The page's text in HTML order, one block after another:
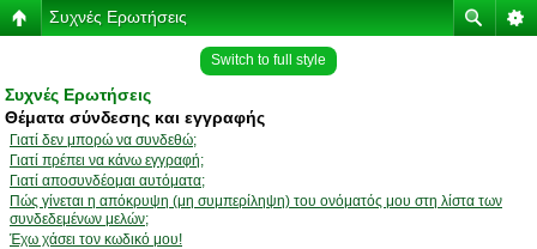
Συχνές Ερωτήσεις
Switch to full style
Συχνές Ερωτήσεις
Θέματα σύνδεσης και εγγραφής
Γιατί δεν μπορώ να συνδεθώ;
Γιατί πρέπει να κάνω εγγραφή;
Γιατί αποσυνδέομαι αυτόματα;
Πώς γίνεται η απόκρυψη (μη συμπερίληψη) του ονόματός μου στη λίστα των
συνδεδεμένων μελών;
Έχω χάσει τον κωδικό μου!